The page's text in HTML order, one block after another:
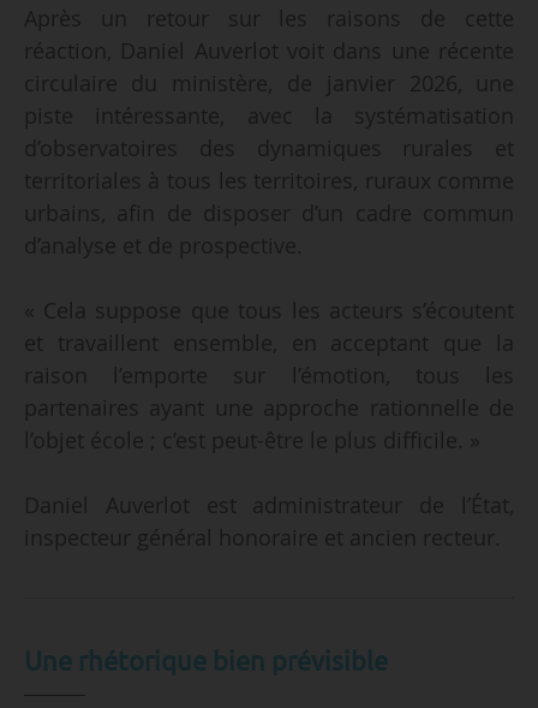
Après un retour sur les raisons de cette
réaction, Daniel Auverlot voit dans une récente
circulaire du ministère, de janvier 2026, une
piste intéressante, avec la systématisation
d’observatoires des dynamiques rurales et
territoriales à tous les territoires, ruraux comme
urbains, afin de disposer d’un cadre commun
d’analyse et de prospective.
« Cela suppose que tous les acteurs s’écoutent
et travaillent ensemble, en acceptant que la
raison l’emporte sur l’émotion, tous les
partenaires ayant une approche rationnelle de
l’objet école ; c’est peut-être le plus difficile. »
Daniel Auverlot est administrateur de l’État,
inspecteur général honoraire et ancien recteur.
Une rhétorique bien prévisible